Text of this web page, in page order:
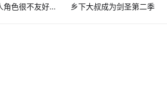
乙女游戏世界对路人角色很不友好第二季
乡下大叔成为剑圣第二季